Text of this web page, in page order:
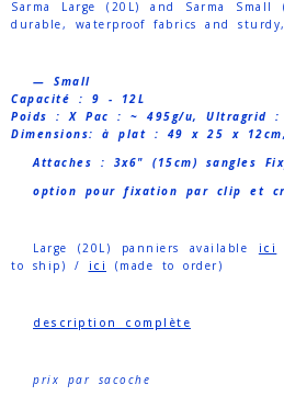
Sarma Large (20L) and Sarma
durable, waterproof fabrics and sturdy,
— Small
Capacité : 9 - 12L
Poids :X Pac : ~ 495g/u, Ultragrid :
Dimensions: à plat : 49 x 25 x
Attaches : 3x6" (15cm) sangles
option pour fixation par clip et
Large (20L) panniers available ici
to ship) / ici (made to order)
description complète
prix par sacoche